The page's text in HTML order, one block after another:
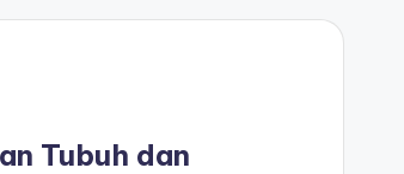
Tubuh dan